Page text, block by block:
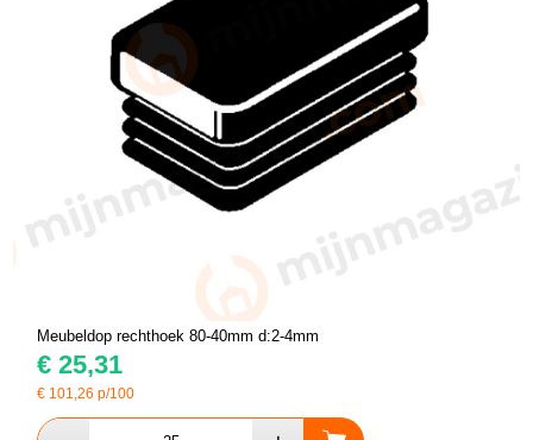
Meubeldop rechthoek 80-40mm d:2-4mm
€ 25,31
€ 101,26 p/100